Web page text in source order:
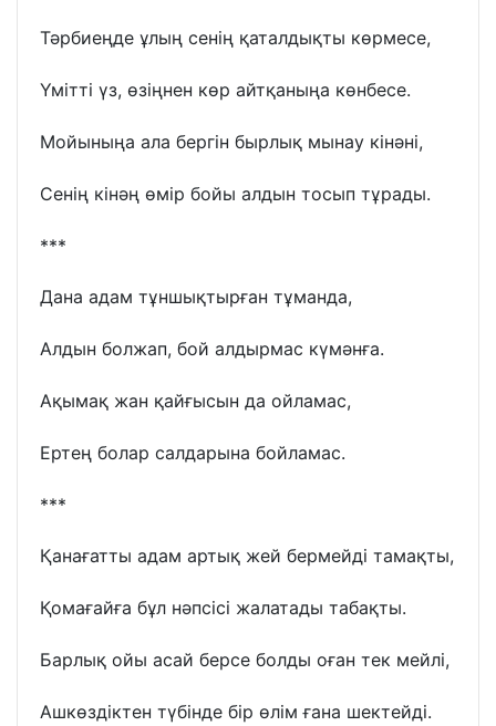
Тәрбиеңде ұлың сенің қаталдықты көрмесе,
Үмітті үз, өзіңнен көр айтқаныңа көнбесе.
Мойыныңа ала бергін бырлық мынау кінәні,
Сенің кінәң өмір бойы алдын тосып тұрады.
***
Дана адам тұншықтырған тұманда,
Алдын болжап, бой алдырмас күмәнға.
Ақымақ жан қайғысын да ойламас,
Ертең болар салдарына бойламас.
***
Қанағатты адам артық жей бермейді тамақты,
Қомағайға бұл нәпсісі жалатады табақты.
Барлық ойы асай берсе болды оған тек мейлі,
Ашкөздіктен түбінде бір өлім ғана шектейді.